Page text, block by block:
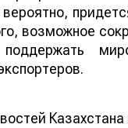
возможное